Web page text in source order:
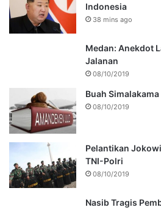
Indonesia
38 mins ago
Medan: Anekdot
Jalanan
08/10/2019
Buah
08/10/2019
Pelantikan
TNI-Polri
08/10/2019
Nasib Tragis